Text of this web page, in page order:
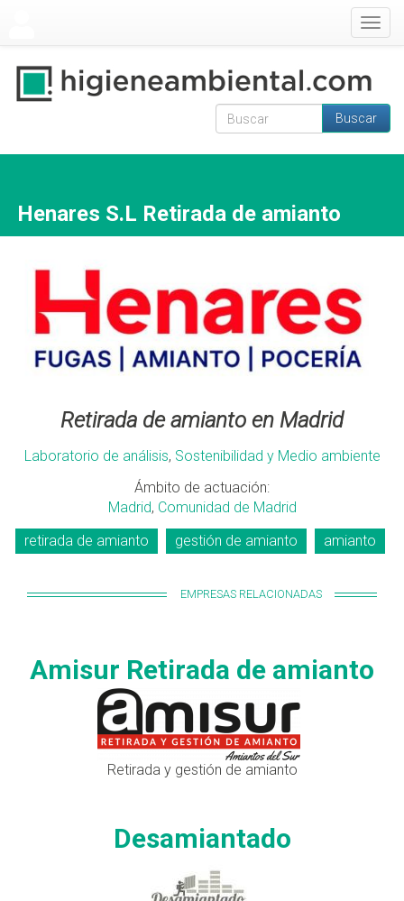
Formulario de
Buscar
Henares S.L Retirada de amianto
Retirada de amianto en Madrid
Laboratorio de análisis, Sostenibilidad y Medio ambiente
Ámbito de actuación:
Madrid, Comunidad de Madrid
retirada de amianto
gestión de amianto amianto
EMPRESAS RELACIONADAS
Amisur Retirada de amianto
Retirada y gestión de amianto
Desamiantado